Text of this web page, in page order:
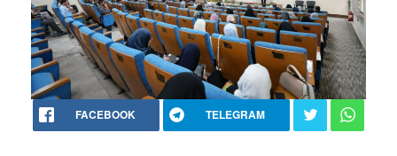
FACEBOOK TELEGRAM